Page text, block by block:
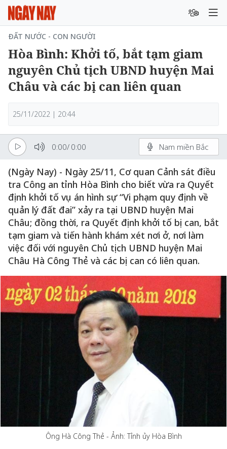
ĐẤT NƯỚC - CON NGƯỜI
Hòa Bình: Khởi tố, bắt tạm giam
nguyên Chủ tịch UBND huyện Mai
Châu và các bị can liên quan
25/11/2022 | 20:44
0:00/ 0:00 Nam miền Bắc
(Ngày Nay) - Ngày 25/11, Cơ quan Cảnh sát điều
tra Công an tỉnh Hòa Bình cho biết vừa ra Quyết
định khởi tố vụ án hình sự “Vi phạm quy định về
quản lý đất đai” xảy ra tại UBND huyện Mai
Châu; đồng thời, ra Quyết định khởi tố bị can, bắt
tạm giam và tiến hành khám xét nơi ở, nơi làm
việc đối với nguyên Chủ tịch UBND huyện Mai
Châu Hà Công Thẻ và các bị can có liên quan.
Ông Hà Công Thẻ - Ảnh: Tỉnh ủy Hòa Bình